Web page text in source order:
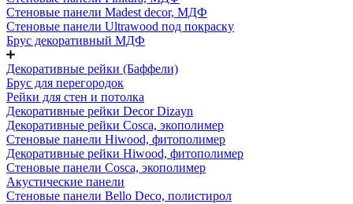
Стеновые панели Madest decor, МДФ
Стеновые панели Ultrawood под покраску
Брус декоративный МДФ
Декоративные рейки (Баффели)
Брус для перегородок
Рейки для стен и потолка
Декоративные рейки Decor Dizayn
Декоративные рейки Cosca, экополимер
Стеновые панели Hiwood, фитополимер
Декоративные рейки Hiwood, фитополимер
Стеновые панели Cosca, экополимер
Акустические панели
Стеновые панели Bello Deco, полистирол